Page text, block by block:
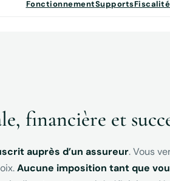
FonctionnementSupportsFiscalité
financière et
auprès d’un assureur. Vous
Aucune imposition tant que